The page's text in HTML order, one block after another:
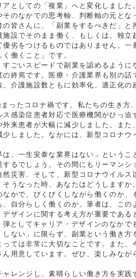
としての「複業」へと変化しました
のなかでの思考軸、判断軸の元とな
の皆さんに、「副業をするべきだ」と
施設でそのまま働く、もしくは、独立
優劣をつけるものではありません。一
働くこと」です。
すごいスピードで副業を認めるように
の終焉です。医療・介護業界も別の話
介護施設数ともに効率化、適正化の
ったコロナ禍です。私たちの生き方
ス感染症患者対応で医療機関がひっ迫
来患者が大幅に減少しました。また
少しました。なかには、新型コロナウ
は、一生安泰な業界はない」という
するでしょう。その間にもリーマンシ
災害、そして、新型コロナウイルス
そうなった時、あなたはどうしますか
かで、びくびくしながら働くのか、
、自分らしく働くのか。筆者は、この
ザインに関する考え方が重要である
としてキャリア・デザインのなかで
しない」に限らず、副業という働き方
っては非常に大切なことです。また、
ん用意しています。ぜひ、楽しみなが
ャレンジし、素晴らしい働き方を実